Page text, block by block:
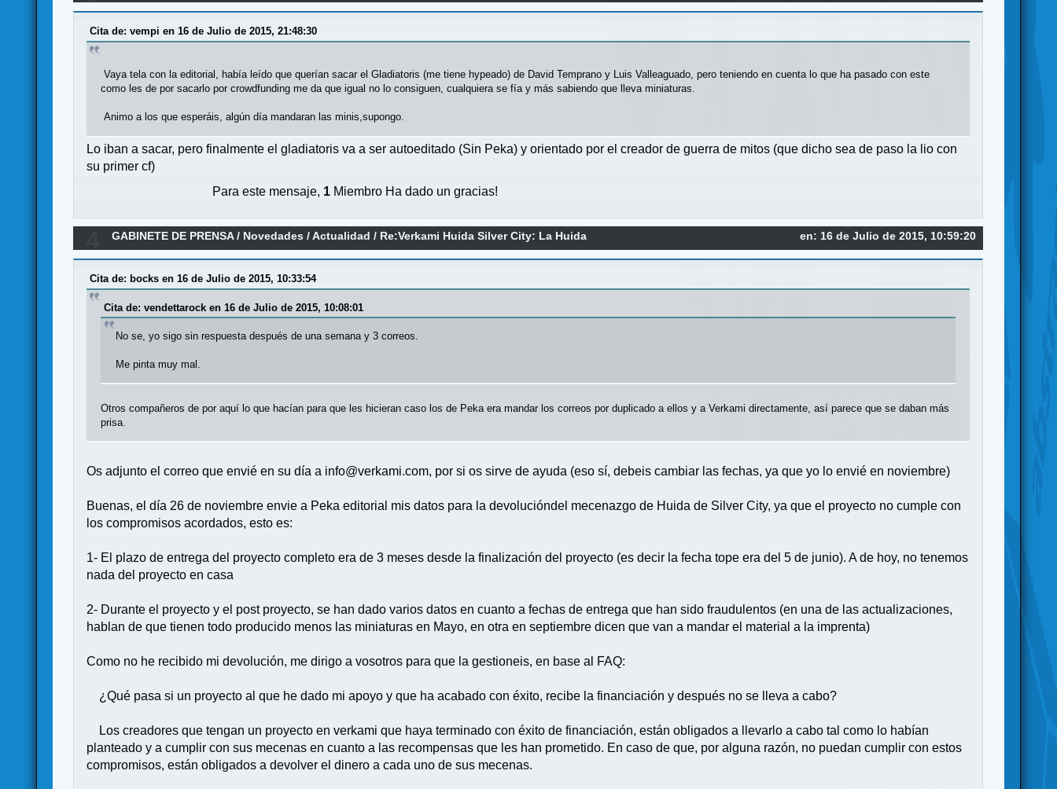
Cita de: vempi en 16 de Julio de 2015, 21:48:30
Vaya tela con la editorial, había leído que querían sacar el Gladiatoris (me tiene hypeado) de David Temprano y Luis Valleaguado, pero teniendo en cuenta lo que ha pasado con este
como les de por sacarlo por crowdfunding me da que igual no lo consiguen, cualquiera se fía y más sabiendo que lleva miniaturas.
Animo a los que esperáis, algún día mandaran las minis,supongo.
Lo iban a sacar, pero finalmente el gladiatoris va a ser autoeditado (Sin Peka) y orientado por el creador de guerra de mitos (que dicho sea de paso la lio con
su primer cf)
Para este mensaje, 1 Miembro Ha dado un gracias!
en: 16 de Julio de 2015, 10:59:20
GABINETE DE PRENSA/ Novedades / Actualidad / Re:Verkami Huida Silver City: La Huida
Cita de: bocks en 16 de Julio de 2015, 10:33:54
Cita de: vendettarock en 16 de Julio de 2015, 10:08:01
No se, yo sigo sin respuesta después de una semana y 3 correos.
Me pinta muy mal.
Otros compañeros de por aquí lo que hacían para que les hicieran caso los de Peka era mandar los correos por duplicado a ellos y a Verkami directamente, así parece que se daban más
prisa.
Os adjunto el correo que envié en su día a info@verkami.com, por si os sirve de ayuda (eso sí, debeis cambiar las fechas, ya que yo lo envié en noviembre)
Buenas, el día 26 de noviembre envie a Peka editorial mis datos para la devolucióndel mecenazgo de Huida de Silver City, ya que el proyecto no cumple con
los compromisos acordados, esto es:
1- El plazo de entrega del proyecto completo era de 3 meses desde la finalización del proyecto (es decir la fecha tope era del 5 de junio). A de hoy, no tenemos
nada del proyecto en casa
2- Durante el proyecto y el post proyecto, se han dado varios datos en cuanto a fechas de entrega que han sido fraudulentos (en una de las actualizaciones,
hablan de que tienen todo producido menos las miniaturas en Mayo, en otra en septiembre dicen que van a mandar el material a la imprenta)
Como no he recibido mi devolución, me dirigo a vosotros para que la gestioneis, en base al FAQ:
¿Qué pasa si un proyecto al que he dado mi apoyo y que ha acabado con éxito, recibe la financiación y después no se lleva a cabo?
Los creadores que tengan un proyecto en verkami que haya terminado con éxito de financiación, están obligados a llevarlo a cabo tal como lo habían
planteado y a cumplir con sus mecenas en cuanto a las recompensas que les han prometido. En caso de que, por alguna razón, no puedan cumplir con estos
compromisos, están obligados a devolver el dinero a cada uno de sus mecenas.